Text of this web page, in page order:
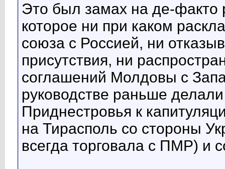
Это был замах на де-факто
которое ни при каком
союза с Россией, ни
присутствия, ни
соглашений Молдовы с
руководстве раньше
Приднестровья к
на Тирасполь со стороны
всегда торговала с ПМР) и